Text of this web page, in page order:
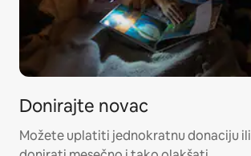
Donirajte novac
Možete uplatiti jednokratnu donaciju ili